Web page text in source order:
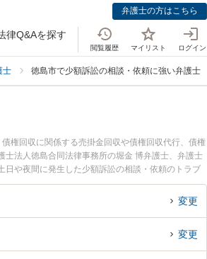
弁護士の方はこちら
律Q&Aを探す
閲覧履歴 マイリスト ログイン
士 徳島市で少額訴訟の相談・依頼に強い弁護士
権回収に関係する売掛金回収や債権回収代行、債権
法人徳島合同法律事務所の堀金 博弁護士、弁護士
や夜間に発生した少額訴訟の相談・依頼のトラブ
談無料で少額訴訟の相談・依頼を法律相談できる徳
変更
変更